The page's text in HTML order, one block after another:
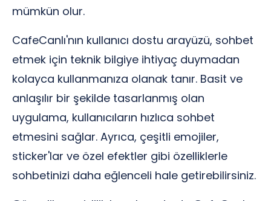
mümkün olur.
CafeCanlı'nın kullanıcı dostu arayüzü, sohbet
etmek için teknik bilgiye ihtiyaç duymadan
kolayca kullanmanıza olanak tanır. Basit ve
anlaşılır bir şekilde tasarlanmış olan
uygulama, kullanıcıların hızlıca sohbet
etmesini sağlar. Ayrıca, çeşitli emojiler,
sticker'lar ve özel efektler gibi özelliklerle
sohbetinizi daha eğlenceli hale getirebilirsiniz.